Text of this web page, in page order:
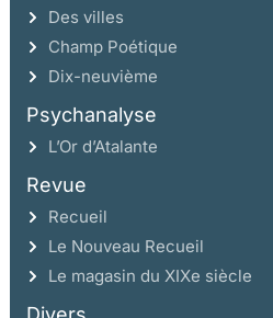
Des villes
Champ Poétique
Dix-neuvième
Psychanalyse
L’Or d’Atalante
Revue
Recueil
Le Nouveau Recueil
Le magasin du XIXe siècle